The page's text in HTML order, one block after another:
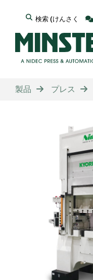
検索 (けんさく
製品 プレス